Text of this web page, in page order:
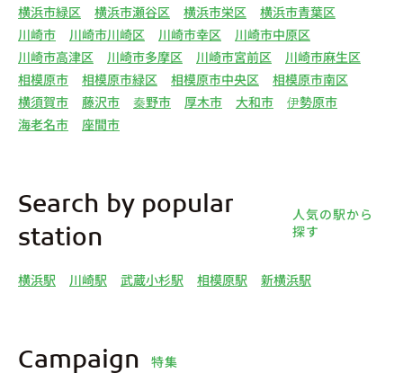
横浜市緑区
横浜市瀬谷区 横浜市栄区
横浜市青葉区
川崎市
川崎市川崎区 川崎市幸区
川崎市中原区
川崎市高津区
川崎市多摩区 川崎市宮前区
川崎市麻生区
相模原市
相模原市緑区 相模原市中央区
相模原市南区
横須賀市
藤沢市 秦野市 厚木市 大和市
伊勢原市
海老名市
座間市
Search by popular
station
人気の駅から
探す
横浜駅 川崎駅 武蔵小杉駅 相模原駅 新横浜駅
Campaign 特集